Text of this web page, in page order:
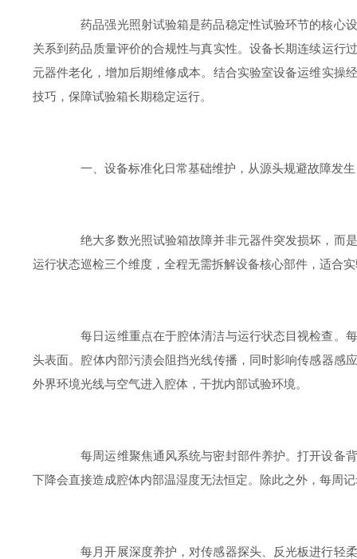
药品强光照射试验箱是药品稳定性试验环节的核心设
关系到药品质量评价的合规性与真实性。设备长期连续运行
元器件老化，增加后期维修成本。结合实验室设备运维实操
技巧，保障试验箱长期稳定运行。
一、设备标准化日常基础维护，从源头规避故障发生
绝大多数光照试验箱故障并非元器件突发损坏，而是
运行状态巡检三个维度，全程无需拆解设备核心部件，适合
每日运维重点在于腔体清洁与运行状态目视检查。每
头表面。腔体内部污渍会阻挡光线传播，同时影响传感器感
外界环境光线与空气进入腔体，干扰内部试验环境。
每周运维聚焦通风系统与密封部件养护。打开设备背
下降会直接造成腔体内部温湿度无法恒定。除此之外，每周
每月开展深度养护，对传感器探头、反光板进行轻柔